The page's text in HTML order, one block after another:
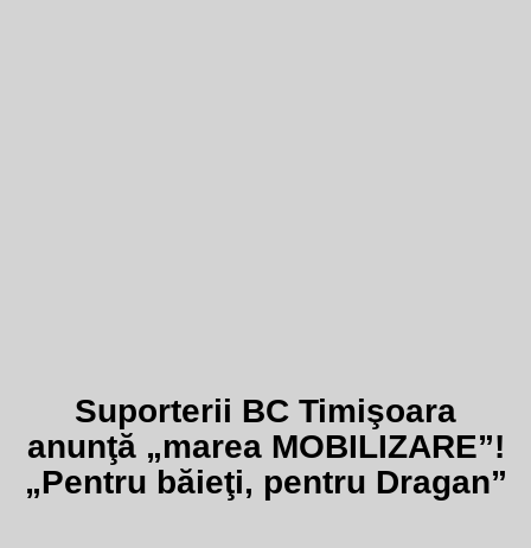
Suporterii BC Timişoara
anunţă „marea MOBILIZARE”!
„Pentru băieţi, pentru Dragan”